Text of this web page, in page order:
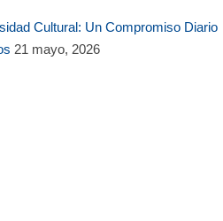
Cultural: Un Compromiso Diario
21 mayo, 2026